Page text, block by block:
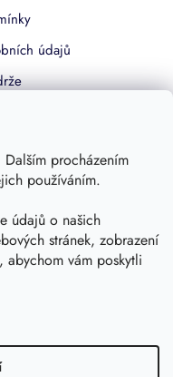
procházením
používáním.
údajů o našich
stránek, zobrazení
abychom vám poskytli
údajů